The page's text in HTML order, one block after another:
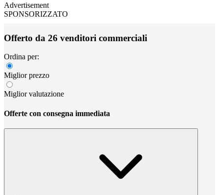
Advertisement
SPONSORIZZATO
Offerto da 26 venditori commerciali
Ordina per:
Miglior prezzo
Miglior valutazione
Offerte con consegna immediata